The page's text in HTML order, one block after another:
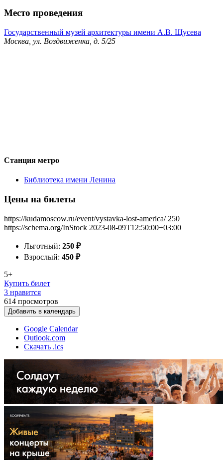
Место проведения
Государственный музей архитектуры имени А.В. Щусева
Москва, ул. Воздвиженка, д. 5/25
Станция метро
Библиотека имени Ленина
Цены на билеты
https://kudamoscow.ru/event/vystavka-lost-america/ 250
https://schema.org/InStock 2023-08-09T12:50:00+03:00
Льготный: 250 ₽
Взрослый: 450 ₽
5+
Купить билет
3 нравится
614 просмотров
Добавить в календарь
Google Calendar
Outlook.com
Скачать .ics